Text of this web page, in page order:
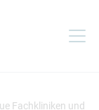
Fachkliniken und